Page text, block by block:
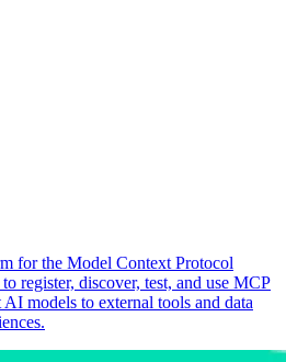
for the Model Context Protocol
register, discover, test, and use MCP
models to external tools and data